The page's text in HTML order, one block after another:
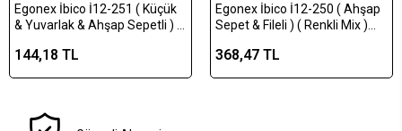
Egonex İbico İ12-251 ( Küçük
& Yuvarlak & Ahşap Sepetli ) (
Kabuk Vazo Taşı*105
144,18 TL
Egonex İbico İ12-250 ( Ahşap
Sepet & Fileli ) ( Renkli Mix )
Taşı*24
368,47 TL